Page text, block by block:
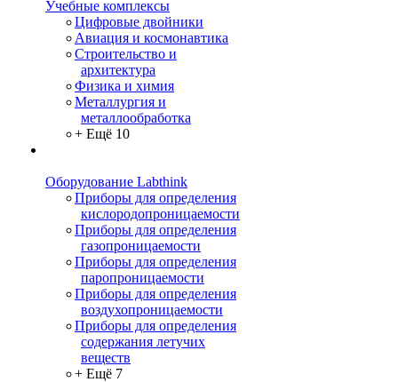
Учебные комплексы
Цифровые двойники
Авиация и космонавтика
Строительство и
архитектура
Физика и химия
Металлургия и
металлообработка
+ Ещё 10
Оборудование Labthink
Приборы для определения
кислородопроницаемости
Приборы для определения
газопроницаемости
Приборы для определения
паропроницаемости
Приборы для определения
воздухопроницаемости
Приборы для определения
содержания летучих
веществ
+ Ещё 7